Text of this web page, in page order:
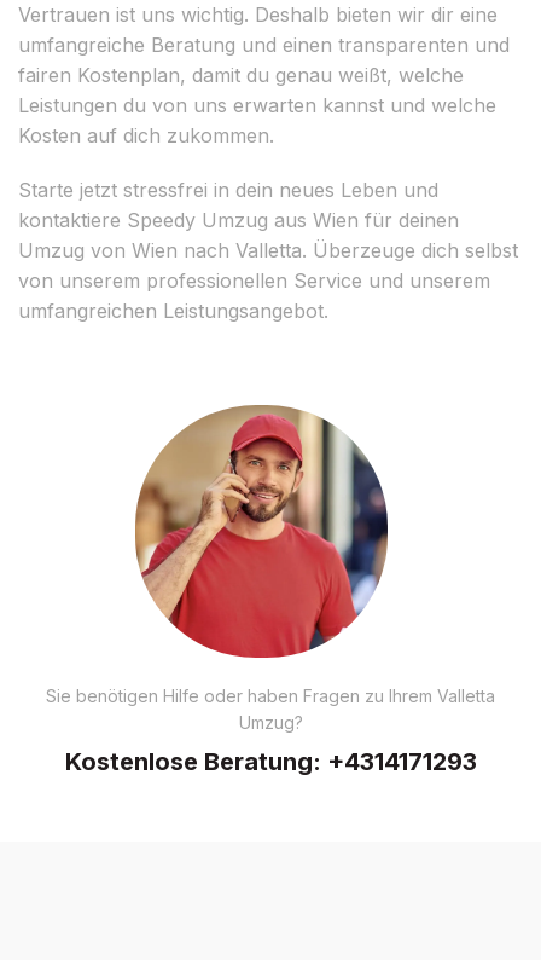
Vertrauen ist uns wichtig. Deshalb bieten wir dir eine
umfangreiche Beratung und einen transparenten und
fairen Kostenplan, damit du genau weißt, welche
Leistungen du von uns erwarten kannst und welche
Kosten auf dich zukommen.
Starte jetzt stressfrei in dein neues Leben und
kontaktiere Speedy Umzug aus Wien für deinen
Umzug von Wien nach Valletta. Überzeuge dich selbst
von unserem professionellen Service und unserem
umfangreichen Leistungsangebot.
Sie benötigen Hilfe oder haben Fragen zu Ihrem Valletta
Umzug?
Kostenlose Beratung: +4314171293